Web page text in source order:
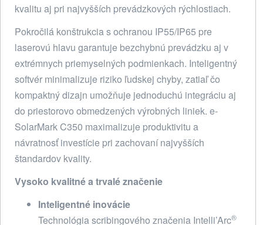
kvalitu aj pri najvyšších prevádzkových rýchlostiach.
Pokročilá konštrukcia s ochranou IP55/IP65 pre
laserovú hlavu garantuje bezchybnú prevádzku aj v
extrémnych priemyselných podmienkach. Inteligentný
softvér minimalizuje riziko ľudskej chyby, zatiaľ čo
kompaktný dizajn umožňuje jednoduchú integráciu aj
do priestorovo obmedzených výrobných liniek. e-
SolarMark C350 maximalizuje produktivitu a
návratnosť investície pri zachovaní najvyšších
štandardov kvality.
Vysoko kvalitné a trvalé značenie
Inteligentné inovácie
Technológia scribingového značenia Intelli’Arc®